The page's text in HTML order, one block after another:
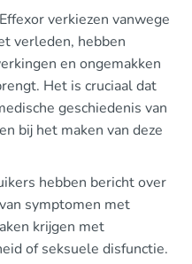
verkiezen vanwege
verleden, hebben
en ongemakken
Het is cruciaal dat
geschiedenis van
bij het maken van deze
hebben bericht over
symptomen met
krijgen met
of seksuele disfunctie.